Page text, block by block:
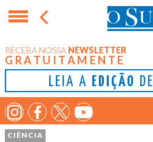
RECEBA NOSSA NEWSLETTER
GRATUITAMENTE
LEIA A EDIÇÃO DE
CIÊNCIA